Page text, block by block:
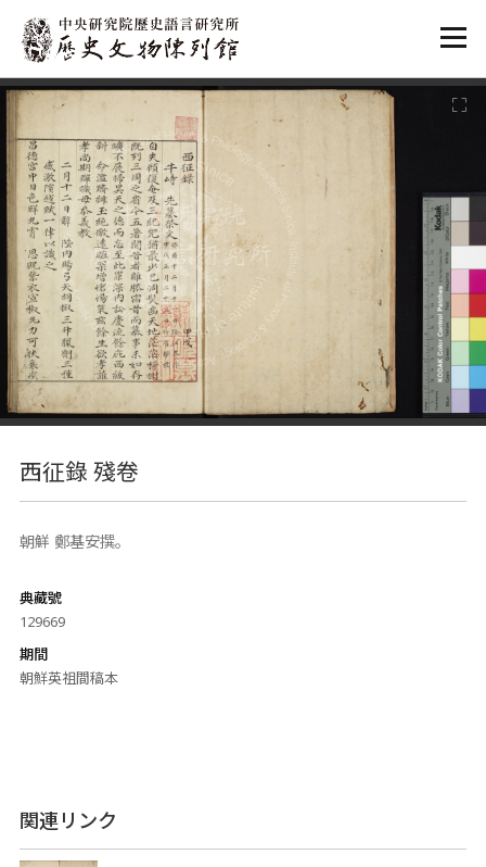
:::
西征錄 殘卷
朝鮮 鄭基安撰。
典藏號
129669
期間
朝鮮英祖間稿本
関連リンク